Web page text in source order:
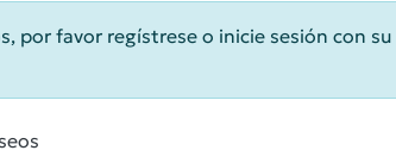
por favor regístrese o inicie sesión con su